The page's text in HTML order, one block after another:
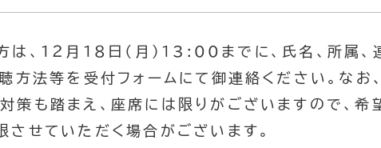
、１２月１８日（月）13:00までに、氏名、所属、
聴方法等を受付フォームにて御連絡ください。なお
策も踏まえ、座席には限りがございますので、希
させていただく場合がございます。